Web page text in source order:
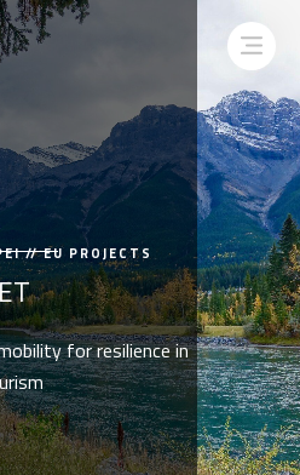
for resilience in
// EU PROJECTS